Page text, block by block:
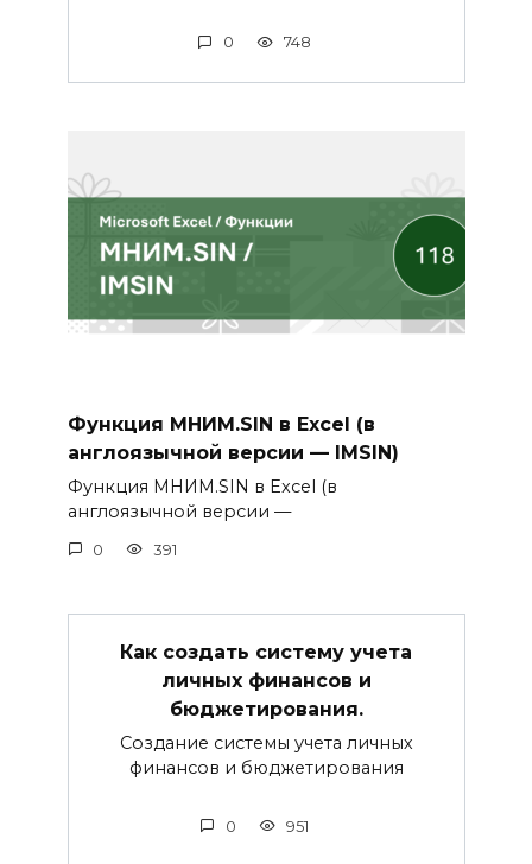
0 748
Функция МНИМ.SIN в Excel (в
англоязычной версии — IMSIN)
Функция МНИМ.SIN в Excel (в
англоязычной версии —
0 391
Как создать систему учета
личных финансов и
бюджетирования.
Создание системы учета личных
финансов и бюджетирования
0 951